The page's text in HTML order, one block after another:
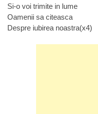
Si-o voi trimite in lume
Oamenii sa citeasca
Despre iubirea noastra(x4)